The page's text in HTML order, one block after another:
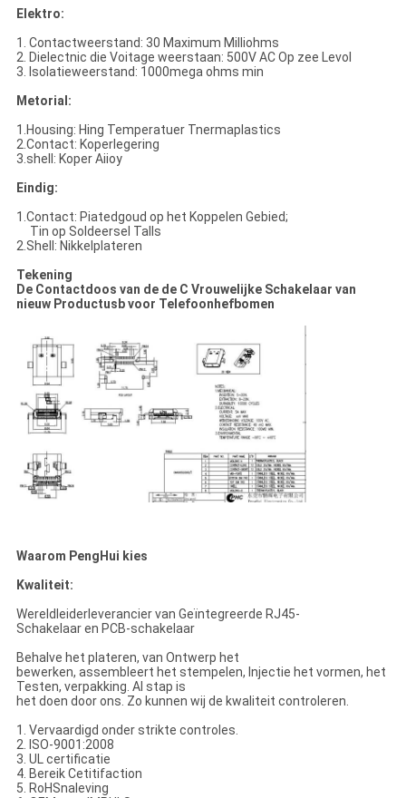
Elektro:
1. Contactweerstand: 30 Maximum Milliohms
2. Dielectnic die Voitage weerstaan: 500V AC Op zee Levol
3. Isolatieweerstand: 1000mega ohms min
Metorial:
1.Housing: Hing Temperatuer Tnermaplastics
2.Contact: Koperlegering
3.shell: Koper Aiioy
Eindig:
1.Contact: Piatedgoud op het Koppelen Gebied;
Tin op Soldeersel Talls
2.Shell: Nikkelplateren
Tekening
De Contactdoos van de de C Vrouwelijke Schakelaar van
nieuw Productusb voor Telefoonhefbomen
Waarom PengHui kies
Kwaliteit:
Wereldleiderleverancier van Geïntegreerde RJ45-
Schakelaar en PCB-schakelaar
Behalve het plateren, van Ontwerp het
bewerken, assembleert het stempelen, Injectie het vormen, het
Testen, verpakking. Al stap is
het doen door ons. Zo kunnen wij de kwaliteit controleren.
1. Vervaardigd onder strikte controles.
2. ISO-9001:2008
3. UL certificatie
4. Bereik Cetitifaction
5. RoHSnaleving